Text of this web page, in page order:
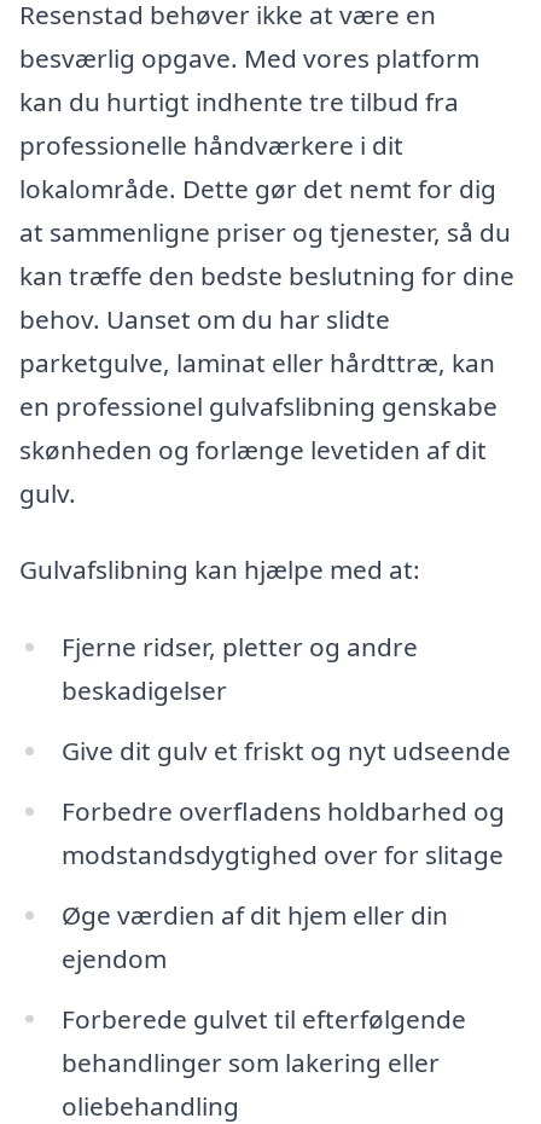
Resenstad behøver ikke at være en
besværlig opgave. Med vores platform
kan du hurtigt indhente tre tilbud fra
professionelle håndværkere i dit
lokalområde. Dette gør det nemt for dig
at sammenligne priser og tjenester, så du
kan træffe den bedste beslutning for dine
behov. Uanset om du har slidte
parketgulve, laminat eller hårdttræ, kan
en professionel gulvafslibning genskabe
skønheden og forlænge levetiden af dit
gulv.
Gulvafslibning kan hjælpe med at:
Fjerne ridser, pletter og andre
beskadigelser
Give dit gulv et friskt og nyt udseende
Forbedre overfladens holdbarhed og
modstandsdygtighed over for slitage
Øge værdien af dit hjem eller din
ejendom
Forberede gulvet til efterfølgende
behandlinger som lakering eller
oliebehandling